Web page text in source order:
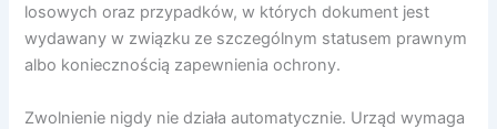
losowych oraz przypadków, w których dokument jest
wydawany w związku ze szczególnym statusem prawnym
albo koniecznością zapewnienia ochrony.
Zwolnienie nigdy nie działa automatycznie. Urząd wymaga